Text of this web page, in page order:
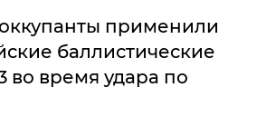
применили
баллистические
во время удара по